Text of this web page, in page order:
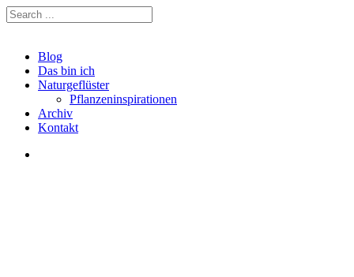
Blog
Das bin ich
Naturgeflüster
Pflanzeninspirationen
Archiv
Kontakt